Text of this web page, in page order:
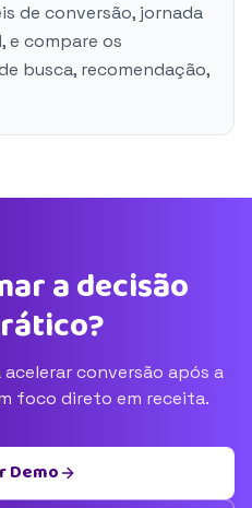
de conversão, jornada
e compare os
busca, recomendação,
a decisão
conversão após a
foco direto em receita.
Demo